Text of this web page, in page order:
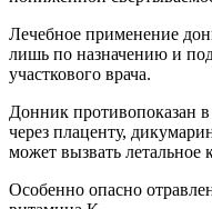
Лечебное применение
лишь по назначению и
участкового врача.
Донник противопоказан
через плаценту,
может вызвать летальное
Особенно опасно